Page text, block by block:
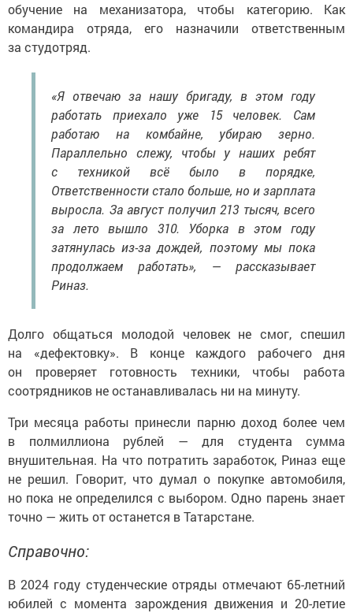
обучение на механизатора, чтобы категорию. Как
командира отряда, его назначили ответственным
за студотряд.
«Я отвечаю за нашу бригаду, в этом году
работать приехало уже 15 человек. Сам
работаю на комбайне, убираю зерно.
Параллельно слежу, чтобы у наших ребят
с техникой всё было в порядке,
Ответственности стало больше, но и зарплата
выросла. За август получил 213 тысяч, всего
за лето вышло 310. Уборка в этом году
затянулась из-за дождей, поэтому мы пока
продолжаем работать», — рассказывает
Риназ.
Долго общаться молодой человек не смог, спешил
на «дефектовку». В конце каждого рабочего дня
он проверяет готовность техники, чтобы работа
соотрядников не останавливалась ни на минуту.
Три месяца работы принесли парню доход более чем
в полмиллиона рублей — для студента сумма
внушительная. На что потратить заработок, Риназ еще
не решил. Говорит, что думал о покупке автомобиля,
но пока не определился с выбором. Одно парень знает
точно — жить от останется в Татарстане.
Справочно:
В 2024 году студенческие отряды отмечают 65-летний
юбилей с момента зарождения движения и 20-летие